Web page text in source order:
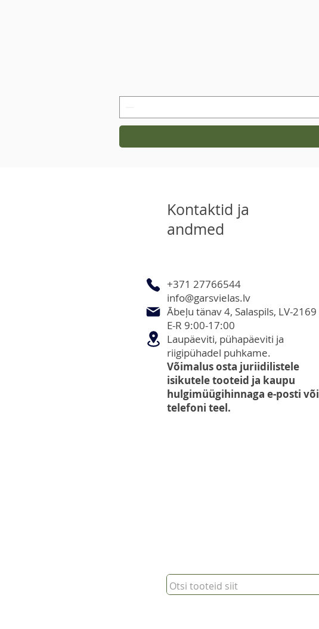
Kontaktid ja
andmed
+371 27766544
info@garsvielas.lv
Ābeļu tänav 4, Salaspils, LV-2169
E-R 9:00-17:00
Laupäeviti, pühapäeviti ja
riigipühadel puhkame.
Võimalus osta juriidilistele
isikutele tooteid ja kaupu
hulgimüügihinnaga e-posti või
telefoni teel.